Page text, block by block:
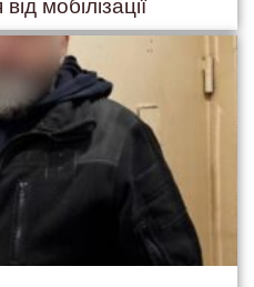
мобілізації